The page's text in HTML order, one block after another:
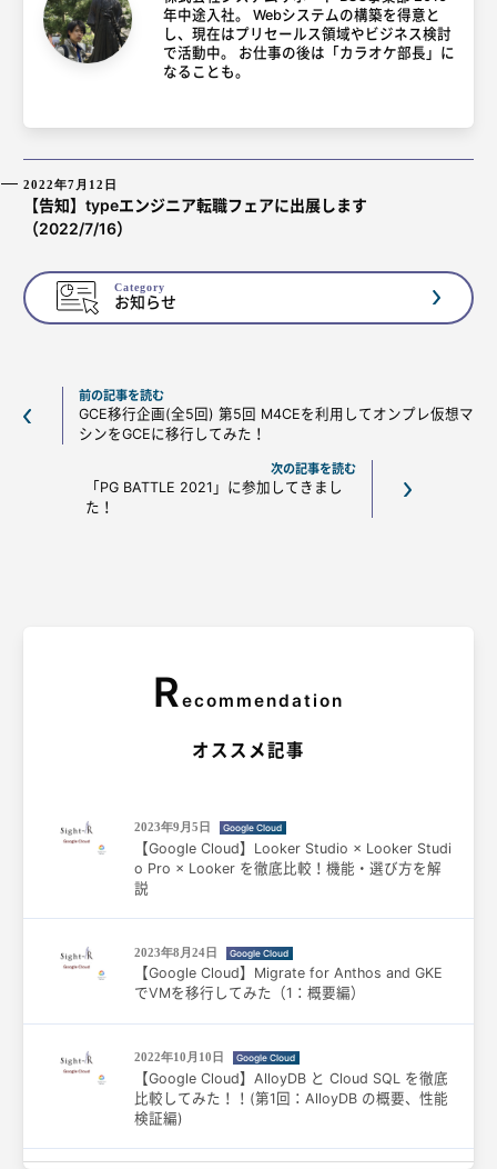
年中途入社。 Webシステムの構築を得意と
し、現在はプリセールス領域やビジネス検討
で活動中。 お仕事の後は「カラオケ部長」に
なることも。
2022年7月12日
【告知】typeエンジニア転職フェアに出展します
（2022/7/16）
Category
お知らせ
前の記事を読む
GCE移行企画(全5回) 第5回 M4CEを利用してオンプレ仮想マ
シンをGCEに移行してみた！
次の記事を読む
「PG BATTLE 2021」に参加してきまし
た！
Recommendation
オススメ記事
2023年9月5日 Google Cloud
【Google Cloud】Looker Studio × Looker Studi
o Pro × Looker を徹底比較！機能・選び方を解
説
2023年8月24日 Google Cloud
【Google Cloud】Migrate for Anthos and GKE
でVMを移行してみた（1：概要編）
2022年10月10日 Google Cloud
【Google Cloud】AlloyDB と Cloud SQL を徹底
比較してみた！！(第1回：AlloyDB の概要、性能
検証編)